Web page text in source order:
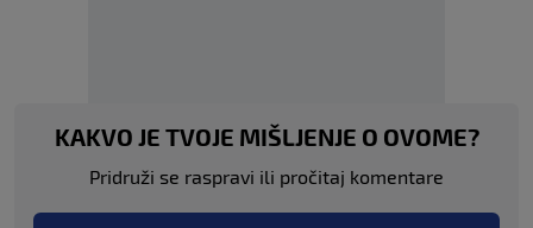
KAKVO JE TVOJE MIŠLJENJE O OVOME?
Pridruži se raspravi ili pročitaj komentare